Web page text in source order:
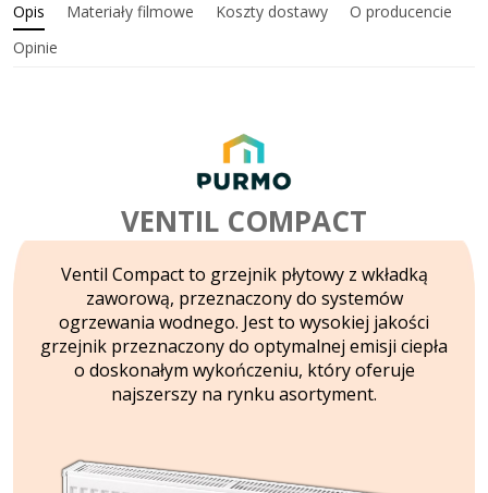
Opis Materiały filmowe Koszty dostawy
O producencie
Opinie
VENTIL COMPACT
Ventil Compact to grzejnik płytowy z wkładką
zaworową, przeznaczony do systemów
ogrzewania wodnego. Jest to wysokiej jakości
grzejnik przeznaczony do optymalnej emisji ciepła
o doskonałym wykończeniu, który oferuje
najszerszy na rynku asortyment.